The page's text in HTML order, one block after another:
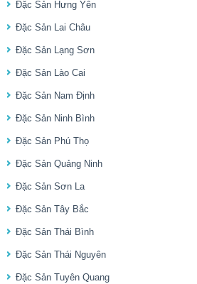
Đặc Sản Hưng Yên
Đặc Sản Lai Châu
Đặc Sản Lạng Sơn
Đặc Sản Lào Cai
Đặc Sản Nam Định
Đặc Sản Ninh Bình
Đặc Sản Phú Thọ
Đặc Sản Quảng Ninh
Đặc Sản Sơn La
Đặc Sản Tây Bắc
Đặc Sản Thái Bình
Đặc Sản Thái Nguyên
Đặc Sản Tuyên Quang